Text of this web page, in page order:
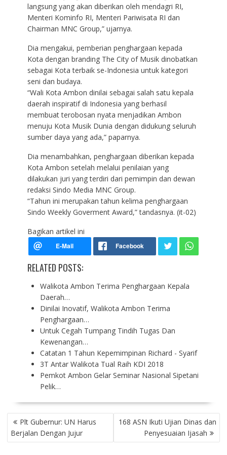
langsung yang akan diberikan oleh mendagri RI,
Menteri Kominfo RI, Menteri Pariwisata RI dan
Chairman MNC Group,” ujarnya.
Dia mengakui, pemberian penghargaan kepada
Kota dengan branding The City of Musik dinobatkan
sebagai Kota terbaik se-Indonesia untuk kategori
seni dan budaya.
“Wali Kota Ambon dinilai sebagai salah satu kepala
daerah inspiratif di Indonesia yang berhasil
membuat terobosan nyata menjadikan Ambon
menuju Kota Musik Dunia dengan didukung seluruh
sumber daya yang ada,” paparnya.
Dia menambahkan, penghargaan diberikan kepada
Kota Ambon setelah melalui penilaian yang
dilakukan juri yang terdiri dari pemimpin dan dewan
redaksi Sindo Media MNC Group.
“Tahun ini merupakan tahun kelima penghargaan
Sindo Weekly Goverment Award,” tandasnya. (it-02)
Bagikan artikel ini
RELATED POSTS:
Walikota Ambon Terima Penghargaan Kepala
Daerah…
Dinilai Inovatif, Walikota Ambon Terima
Penghargaan…
Untuk Cegah Tumpang Tindih Tugas Dan
Kewenangan…
Catatan 1 Tahun Kepemimpinan Richard - Syarif
3T Antar Walikota Tual Raih KDI 2018
Pemkot Ambon Gelar Seminar Nasional Sipetani
Pelik…
P
O
S
Plt Gubernur: UN Harus
Berjalan Dengan Jujur
168 ASN Ikuti Ujian Dinas dan
Penyesuaian Ijasah